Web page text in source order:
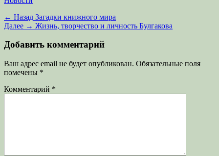
Навигация
по
записям
← Назад Предыдущая
запись:
Загадки книжного мира
Далее → Следующая
Жизнь, творчество и личность Булгакова
Добавить комментарий
Ваш адрес email не будет опубликован. Обязательные поля
помечены *
Комментарий *